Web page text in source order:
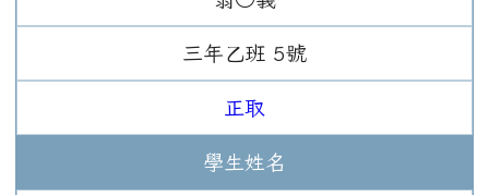
三年 乙班 5號
正取
學生姓名